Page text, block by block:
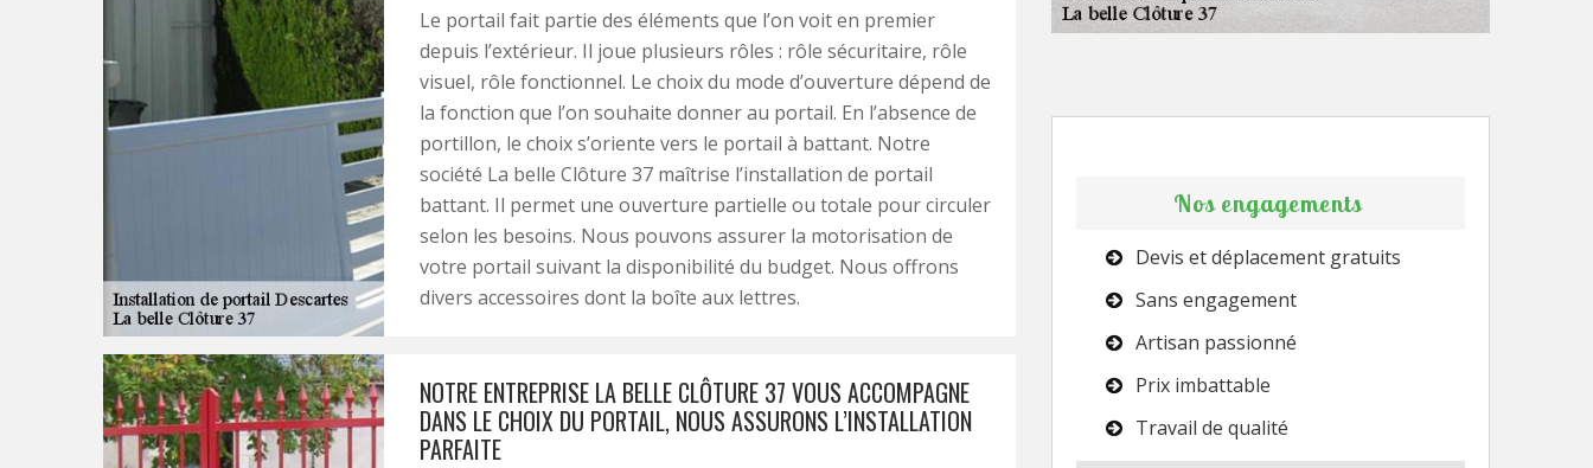
Le portail fait partie des éléments que l’on voit en premier
depuis l’extérieur. Il joue plusieurs rôles : rôle sécuritaire, rôle
visuel, rôle fonctionnel. Le choix du mode d’ouverture dépend de
la fonction que l’on souhaite donner au portail. En l’absence de
portillon, le choix s’oriente vers le portail à battant. Notre
société La belle Clôture 37 maîtrise l’installation de portail
battant. Il permet une ouverture partielle ou totale pour circuler
selon les besoins. Nous pouvons assurer la motorisation de
votre portail suivant la disponibilité du budget. Nous offrons
divers accessoires dont la boîte aux lettres.
NOTRE ENTREPRISE LA BELLE CLÔTURE 37 VOUS ACCOMPAGNE
DANS LE CHOIX DU PORTAIL, NOUS ASSURONS L’INSTALLATION
PARFAITE
Nos engagements
Devis et déplacement gratuits
Sans engagement
Artisan passionné
Prix imbattable
Travail de qualité